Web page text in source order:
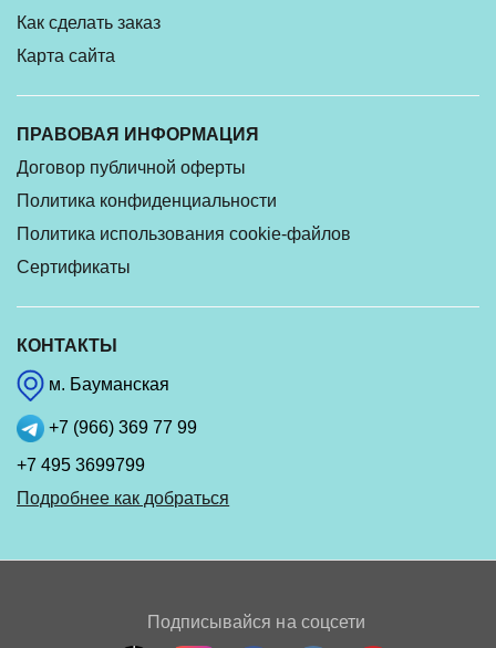
Как сделать заказ
Карта сайта
ПРАВОВАЯ ИНФОРМАЦИЯ
Договор публичной оферты
Политика конфиденциальности
Политика использования cookie-файлов
Сертификаты
КОНТАКТЫ
м. Бауманская
+7 (966) 369 77 99
+7 495 3699799
Подробнее как добраться
Подписывайся на соцсети